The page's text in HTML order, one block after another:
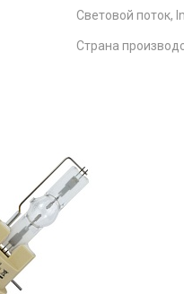
Световой поток,
Страна